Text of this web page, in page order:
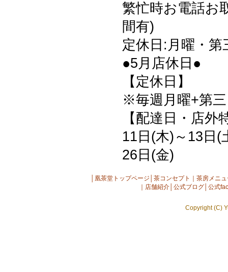
繁忙時お電話お
間有)
定休日:月曜・第
●5月店休日●
【定休日】
※毎週月曜+第
【配達日・店外
11日(木)～13日(
26日(金)
凰茶堂トップページ 茶コンセプト
茶房メニ
店舗紹介 公式ブログ 公式
Copyright (C)